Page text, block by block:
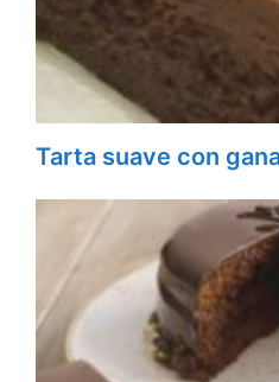
Tarta suave con